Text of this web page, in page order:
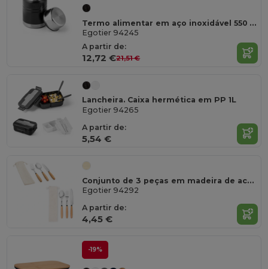
Termo alimentar em aço inoxidável 550 mL
Egotier 94245
A partir de:
12,72 €21,51 €
Lancheira. Caixa hermética em PP 1L
Egotier 94265
A partir de:
5,54 €
Conjunto de 3 peças em madeira de acácia
Egotier 94292
A partir de:
4,45 €
-19%